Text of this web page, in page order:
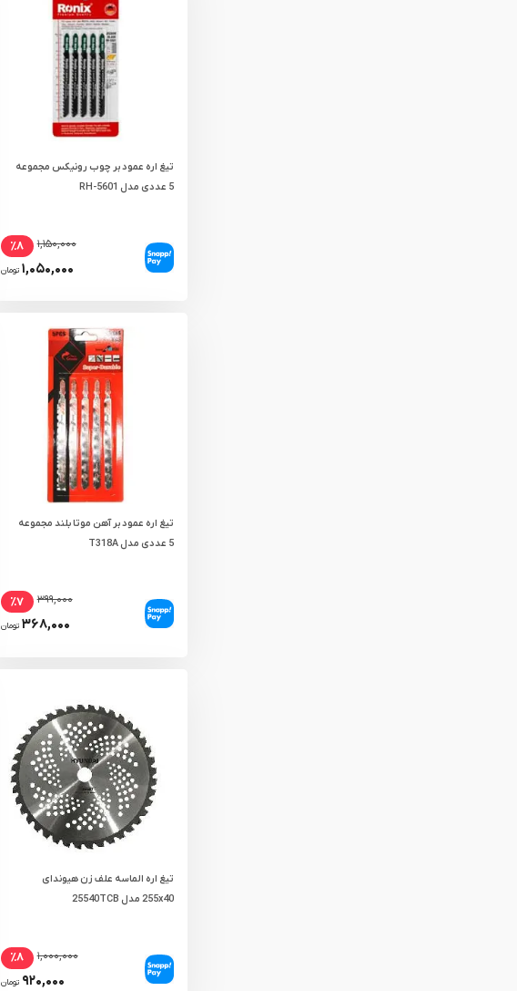
تیغ اره عمود بر چوب رونیکس مجموعه
5 عددی مدل RH-5601
۱,۱۵۰,۰۰۰ ٪۸
۱,۰۵۰,۰۰۰ تومان
تیغ اره عمود بر آهن موتا بلند مجموعه
5 عددی مدل T318A
۳۹۹,۰۰۰ ٪۷
۳۶۸,۰۰۰ تومان
تیغ اره الماسه علف زن هیوندای
255x40 مدل 25540TCB
۱,۰۰۰,۰۰۰ ٪۸
۹۲۰,۰۰۰ تومان